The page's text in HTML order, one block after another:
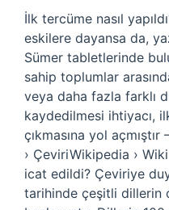
İlk tercüme nasıl
eskilere dayansa da,
Sümer tabletlerinde
sahip toplumlar
veya daha fazla farklı
kaydedilmesi ihtiyacı,
çıkmasına yol
› ÇeviriWikipedia ›
icat edildi? Çeviriye
tarihinde çeşitli dillerin